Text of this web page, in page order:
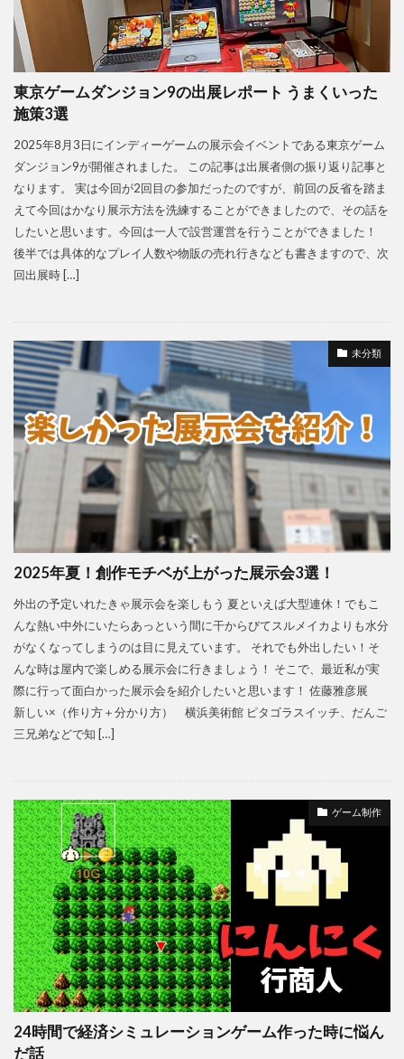
東京ゲームダンジョン9の出展レポート うまくいった
施策3選
2025年8月3日にインディーゲームの展示会イベントである東京ゲーム
ダンジョン9が開催されました。 この記事は出展者側の振り返り記事と
なります。 実は今回が2回目の参加だったのですが、前回の反省を踏ま
えて今回はかなり展示方法を洗練することができましたので、その話を
したいと思います。今回は一人で設営運営を行うことができました！
後半では具体的なプレイ人数や物販の売れ行きなども書きますので、次
回出展時 […]
未分類
2025年夏！創作モチベが上がった展示会3選！
外出の予定いれたきゃ展示会を楽しもう 夏といえば大型連休！でもこ
んな熱い中外にいたらあっという間に干からびてスルメイカよりも水分
がなくなってしまうのは目に見えています。 それでも外出したい！そ
んな時は屋内で楽しめる展示会に行きましょう！ そこで、最近私が実
際に行って面白かった展示会を紹介したいと思います！ 佐藤雅彦展
新しい×（作り方＋分かり方） 横浜美術館 ピタゴラスイッチ、だんご
三兄弟などで知 […]
ゲーム制作
24時間で経済シミュレーションゲーム作った時に悩ん
だ話